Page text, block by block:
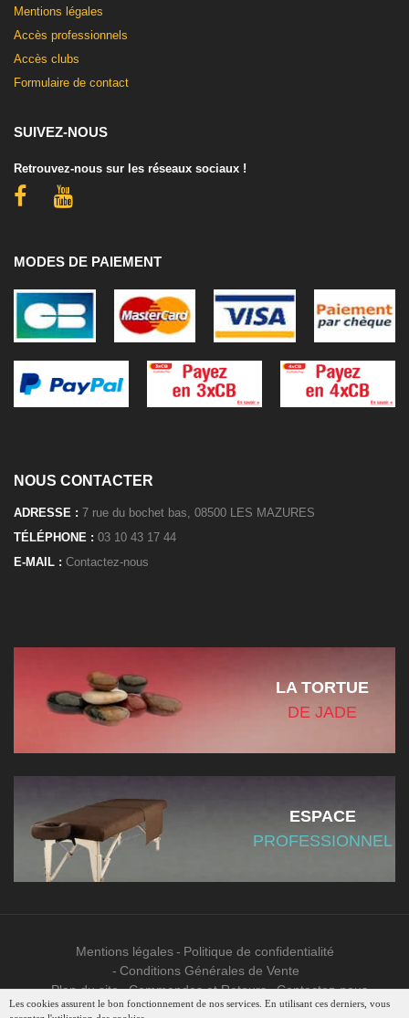
Mentions légales
Accès professionnels
Accès clubs
Formulaire de contact
SUIVEZ-NOUS
Retrouvez-nous sur les réseaux sociaux !
MODES DE PAIEMENT
NOUS CONTACTER
ADRESSE : 7 rue du bochet bas, 08500 LES MAZURES
TÉLÉPHONE : 03 10 43 17 44
E-MAIL : Contactez-nous
LA TORTUE
DE JADE
ESPACE
PROFESSIONNEL
Mentions légales
Politique de confidentialité
Conditions Générales de Vente
Plan du site
Commandes et Retours Contactez-nous
Les cookies assurent le bon fonctionnement de nos services. En utilisant ces derniers, vous